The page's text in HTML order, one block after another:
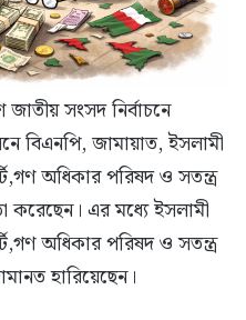
সংসদ নির্বাচনে
বিএনপি, জামায়াত, ইসলামী
অধিকার পরিষদ ও সতন্ত্র
করেছেন। এর মধ্যে ইসলামী
অধিকার পরিষদ ও সতন্ত্র
হারিয়েছেন।